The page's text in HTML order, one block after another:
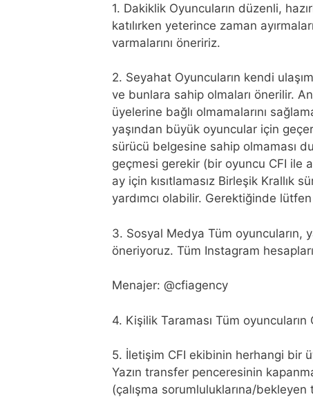
1. Dakiklik Oyuncuların düzenli,
katılırken yeterince zaman
varmalarını öneririz.
2. Seyahat Oyuncuların kendi
ve bunlara sahip olmaları önerilir.
üyelerine bağlı olmamalarını
yaşından büyük oyuncular için
sürücü belgesine sahip olmaması
geçmesi gerekir (bir oyuncu CFI ile
ay için kısıtlamasız Birleşik Krallık
yardımcı olabilir. Gerektiğinde
3. Sosyal Medya Tüm oyuncuların,
öneriyoruz. Tüm Instagram
Menajer: @cfiagency
4. Kişilik Taraması Tüm
5. İletişim CFI ekibinin herhangi bir
Yazın transfer penceresinin
(çalışma sorumluluklarına/